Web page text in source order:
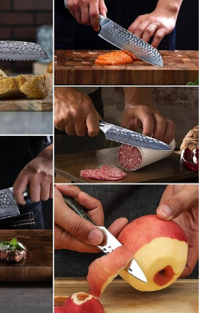
technologie moderne, et
réalise la révolution des
couteaux. Chaque
couteau est soumis à un
processus d'essai et
d'acceptation strict, puis
nous livrerons le couteau
de cuisine parfait à nos
clients.